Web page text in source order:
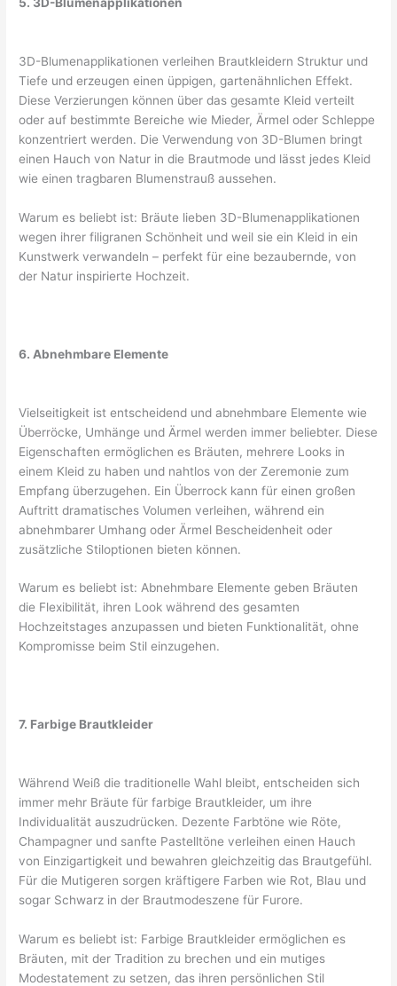
3D-Blumenapplikationen verleihen Brautkleidern Struktur und
Tiefe und erzeugen einen üppigen, gartenähnlichen Effekt.
Diese Verzierungen können über das gesamte Kleid verteilt
oder auf bestimmte Bereiche wie Mieder, Ärmel oder Schleppe
konzentriert werden. Die Verwendung von 3D-Blumen bringt
einen Hauch von Natur in die Brautmode und lässt jedes Kleid
wie einen tragbaren Blumenstrauß aussehen.
Warum es beliebt ist: Bräute lieben 3D-Blumenapplikationen
wegen ihrer filigranen Schönheit und weil sie ein Kleid in ein
Kunstwerk verwandeln – perfekt für eine bezaubernde, von
der Natur inspirierte Hochzeit.
6. Abnehmbare Elemente
Vielseitigkeit ist entscheidend und abnehmbare Elemente wie
Überröcke, Umhänge und Ärmel werden immer beliebter. Diese
Eigenschaften ermöglichen es Bräuten, mehrere Looks in
einem Kleid zu haben und nahtlos von der Zeremonie zum
Empfang überzugehen. Ein Überrock kann für einen großen
Auftritt dramatisches Volumen verleihen, während ein
abnehmbarer Umhang oder Ärmel Bescheidenheit oder
zusätzliche Stiloptionen bieten können.
Warum es beliebt ist: Abnehmbare Elemente geben Bräuten
die Flexibilität, ihren Look während des gesamten
Hochzeitstages anzupassen und bieten Funktionalität, ohne
Kompromisse beim Stil einzugehen.
7. Farbige Brautkleider
Während Weiß die traditionelle Wahl bleibt, entscheiden sich
immer mehr Bräute für farbige Brautkleider, um ihre
Individualität auszudrücken. Dezente Farbtöne wie Röte,
Champagner und sanfte Pastelltöne verleihen einen Hauch
von Einzigartigkeit und bewahren gleichzeitig das Brautgefühl.
Für die Mutigeren sorgen kräftigere Farben wie Rot, Blau und
sogar Schwarz in der Brautmodeszene für Furore.
Warum es beliebt ist: Farbige Brautkleider ermöglichen es
Bräuten, mit der Tradition zu brechen und ein mutiges
Modestatement zu setzen, das ihren persönlichen Stil